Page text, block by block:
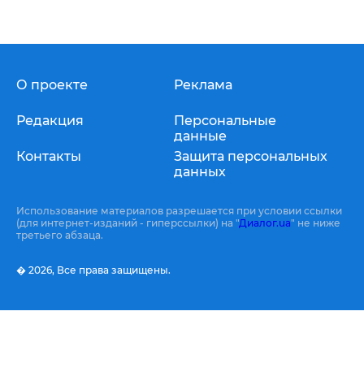
О проекте
Редакция
Контакты
Реклама
Персональные
данные
Защита персональных
данных
Использование материалов разрешается при условии ссылки
(для интернет-изданий - гиперссылки) на "Диалог.ua" не ниже
третьего абзаца.
� 2026, Все права защищены.